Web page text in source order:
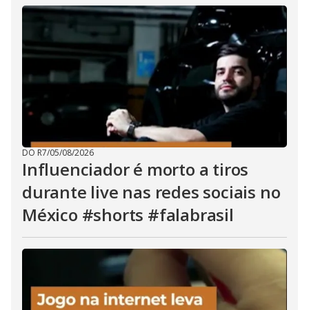
DO R7/05/08/2026
Influenciador é morto a tiros
durante live nas redes sociais no
México #shorts #falabrasil